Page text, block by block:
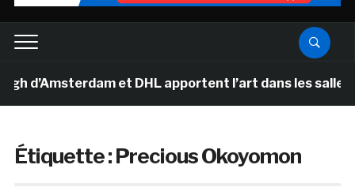
d’Amsterdam et DHL apportent l’art dans les salles de
Étiquette :Precious Okoyomon